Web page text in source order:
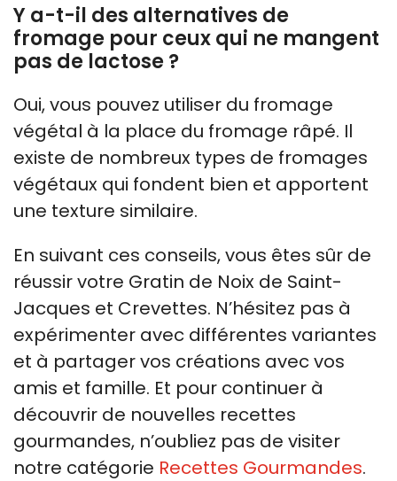
Y a-t-il des alternatives de
fromage pour ceux qui ne mangent
pas de lactose ?
Oui, vous pouvez utiliser du fromage
végétal à la place du fromage râpé. Il
existe de nombreux types de fromages
végétaux qui fondent bien et apportent
une texture similaire.
En suivant ces conseils, vous êtes sûr de
réussir votre Gratin de Noix de Saint-
Jacques et Crevettes. N’hésitez pas à
expérimenter avec différentes variantes
et à partager vos créations avec vos
amis et famille. Et pour continuer à
découvrir de nouvelles recettes
gourmandes, n’oubliez pas de visiter
notre catégorie Recettes Gourmandes.